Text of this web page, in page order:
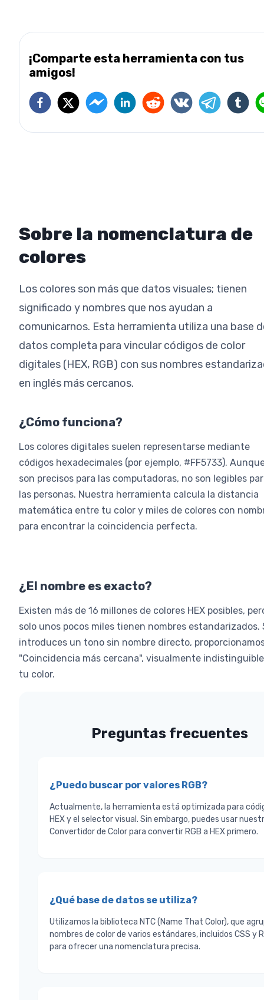
¡Comparte esta herramienta con tus
amigos!
Sobre la nomenclatura de
colores
Los colores son más que datos visuales; tienen
significado y nombres que nos ayudan a
comunicarnos. Esta herramienta utiliza una base
datos completa para vincular códigos de color
digitales (HEX, RGB) con sus nombres
en inglés más cercanos.
¿Cómo funciona?
Los colores digitales suelen representarse mediante
códigos hexadecimales (por ejemplo, #FF5733).
son precisos para las computadoras, no son legibles
las personas. Nuestra herramienta calcula la distancia
matemática entre tu color y miles de colores con
para encontrar la coincidencia perfecta.
¿El nombre es exacto?
Existen más de 16 millones de colores HEX posibles,
solo unos pocos miles tienen nombres estandarizados.
introduces un tono sin nombre directo,
"Coincidencia más cercana", visualmente
tu color.
Preguntas frecuentes
¿Puedo buscar por valores RGB?
Actualmente, la herramienta está optimizada para
HEX y el selector visual. Sin embargo, puedes usar
Convertidor de Color para convertir RGB a HEX primero.
¿Qué base de datos se utiliza?
Utilizamos la biblioteca NTC (Name That Color), que
nombres de color de varios estándares, incluidos CSS y
para ofrecer una nomenclatura precisa.